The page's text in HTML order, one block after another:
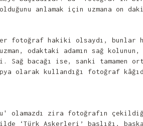
anlamak için uzmana on
fotoğraf hakiki olsaydı, bunlar
odaktaki adamın sağ
ise, sanki tamamen
olarak kullandığı fotoğraf
olamazdı zira fotoğrafın
‘Türk Askerleri’ başlığı,